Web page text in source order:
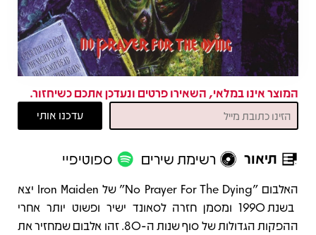
המוצר אינו במלאי, השאירו פרטים ונעדכן אתכם כשיחזור.
תיאור רשימת שירים ספוטיפיי
תיאור
האלבום "No Prayer For The Dying" של Iron Maiden יצא
בשנת 1990 ומסמן חזרה לסאונד ישיר ופשוט יותר אחרי
ההפקות הגדולות של סוף שנות ה-80. זהו אלבום שמחזיר את